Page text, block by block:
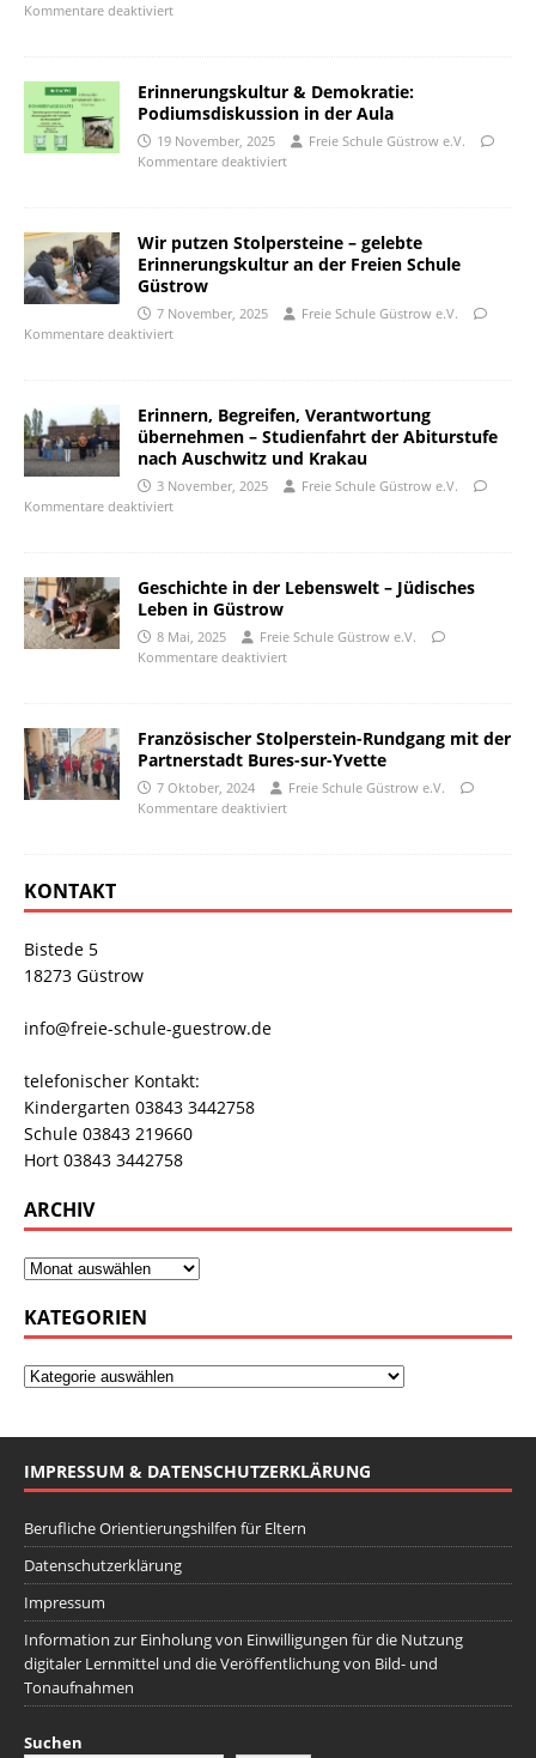
Kommentare deaktiviert
Erinnerungskultur & Demokratie:
Podiumsdiskussion in der Aula
19 November, 2025
Freie Schule Güstrow e.V.
Kommentare deaktiviert
Wir putzen Stolpersteine – gelebte
Erinnerungskultur an der Freien Schule
Güstrow
7 November, 2025
Freie Schule Güstrow e.V.
Kommentare deaktiviert
Erinnern, Begreifen, Verantwortung
übernehmen – Studienfahrt der Abiturstufe
nach Auschwitz und Krakau
3 November, 2025
Freie Schule Güstrow e.V.
Kommentare deaktiviert
Geschichte in der Lebenswelt – Jüdisches
Leben in Güstrow
8 Mai, 2025
Freie Schule Güstrow e.V.
Kommentare deaktiviert
Französischer Stolperstein-Rundgang mit der
Partnerstadt Bures-sur-Yvette
7 Oktober, 2024
Freie Schule Güstrow e.V.
Kommentare deaktiviert
KONTAKT
Bistede 5
18273 Güstrow
info@freie-schule-guestrow.de
telefonischer Kontakt:
Kindergarten 03843 3442758
Schule 03843 219660
Hort 03843 3442758
ARCHIV
KATEGORIEN
IMPRESSUM & DATENSCHUTZERKLÄRUNG
Berufliche Orientierungshilfen für Eltern
Datenschutzerklärung
Impressum
Information zur Einholung von Einwilligungen für die Nutzung
digitaler Lernmittel und die Veröffentlichung von Bild- und
Tonaufnahmen
Suchen